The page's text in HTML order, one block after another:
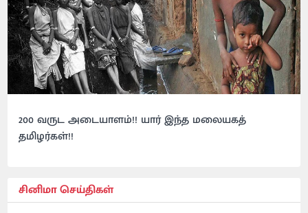
200 வருட அடையாளம்!! யார் இந்த மலையகத்
தமிழர்கள்!!
சினிமா செய்திகள்